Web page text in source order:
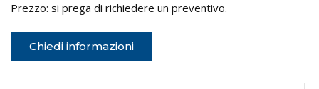
Prezzo: si prega di richiedere un preventivo.
Chiedi informazioni